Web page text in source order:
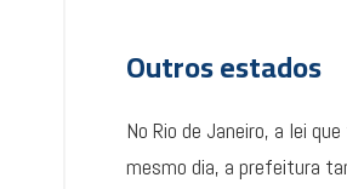
Outros estados
No Rio de Janeiro, a lei
mesmo dia, a prefeitura